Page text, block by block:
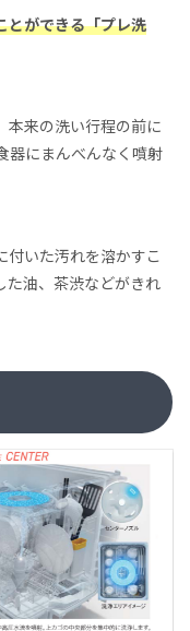
とができる「プレ洗
本来の洗い行程の前に
器にまんべんなく噴射
いた汚れを溶かすこ
た油、茶渋などがきれ